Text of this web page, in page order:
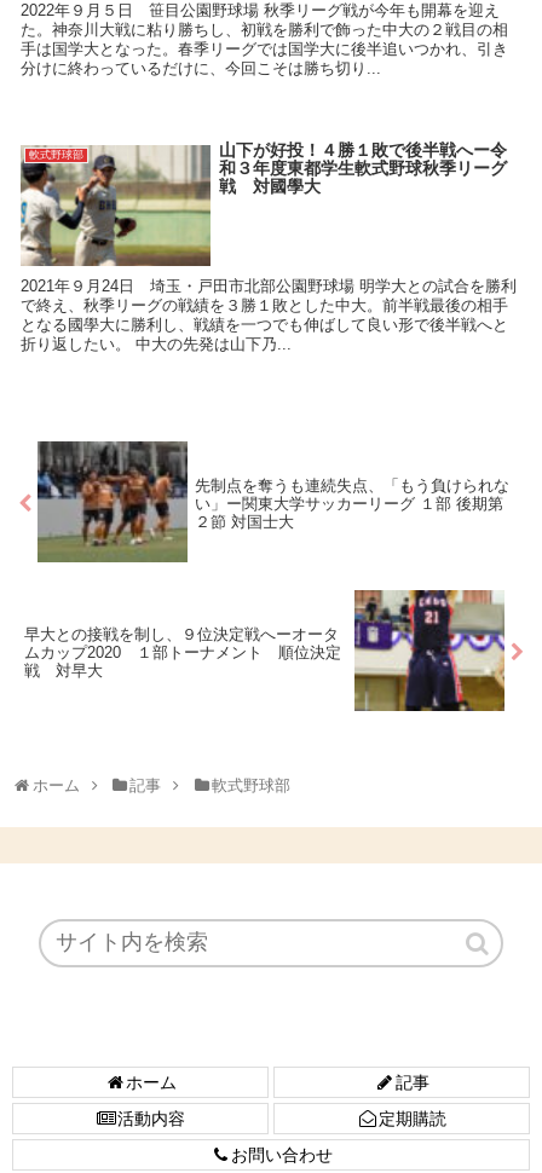
2022年９月５日 笹目公園野球場 秋季リーグ戦が今年も開幕を迎え
た。神奈川大戦に粘り勝ちし、初戦を勝利で飾った中大の２戦目の相
手は国学大となった。春季リーグでは国学大に後半追いつかれ、引き
分けに終わっているだけに、今回こそは勝ち切り...
軟式野球部
山下が好投！４勝１敗で後半戦へー令
和３年度東都学生軟式野球秋季リーグ
戦 対國學大
2021年９月24日 埼玉・戸田市北部公園野球場 明学大との試合を勝利
で終え、秋季リーグの戦績を３勝１敗とした中大。前半戦最後の相手
となる國學大に勝利し、戦績を一つでも伸ばして良い形で後半戦へと
折り返したい。 中大の先発は山下乃...
先制点を奪うも連続失点、「もう負けられな
い」ー関東大学サッカーリーグ １部 後期第
２節 対国士大
早大との接戦を制し、９位決定戦へーオータ
ムカップ2020 １部トーナメント 順位決定
戦 対早大
ホーム 記事 軟式野球部
ホーム
記事
活動内容
定期購読
お問い合わせ